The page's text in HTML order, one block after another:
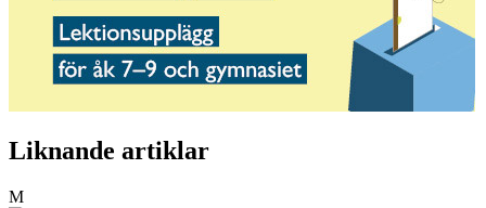
Liknande artiklar
M